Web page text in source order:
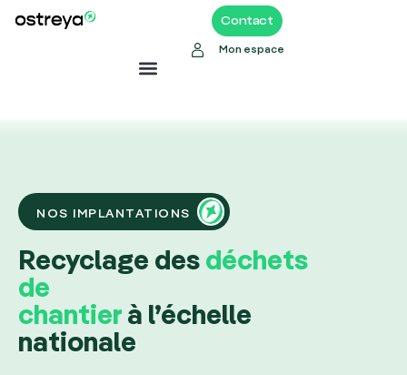
Contact
Mon espace
NOS IMPLANTATIONS
Recyclage des déchets
de
chantier à l’échelle
nationale